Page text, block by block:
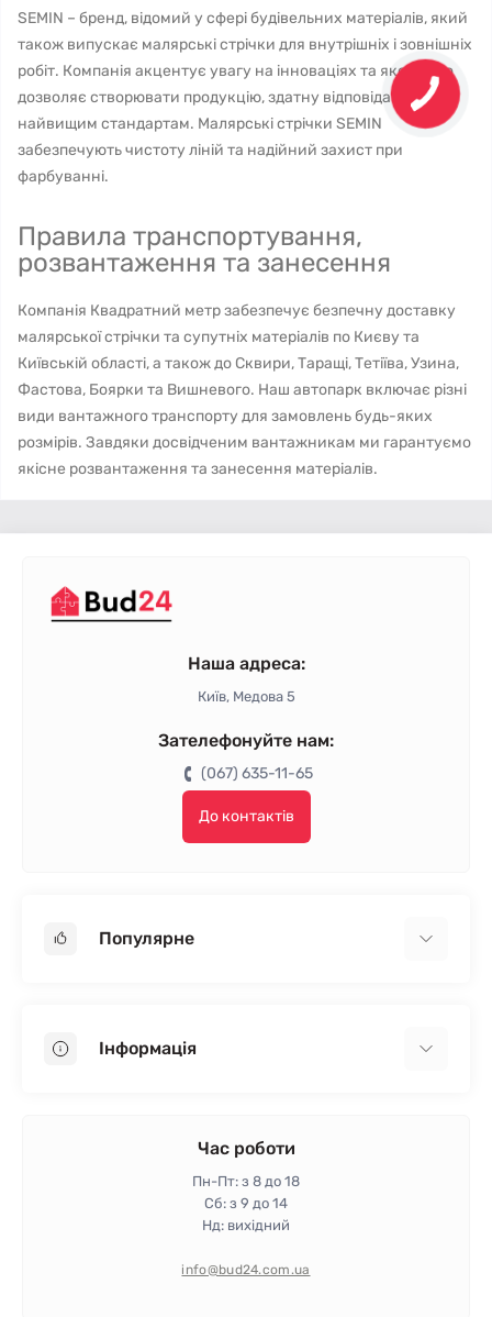
SEMIN – бренд, відомий у сфері будівельних матеріалів, який
також випускає малярські стрічки для внутрішніх і зовнішніх
робіт. Компанія акцентує увагу на інноваціях та якості, що
дозволяє створювати продукцію, здатну відповідати
найвищим стандартам. Малярські стрічки SEMIN
забезпечують чистоту ліній та надійний захист при
фарбуванні.
Правила транспортування,
розвантаження та занесення
Компанія Квадратний метр забезпечує безпечну доставку
малярської стрічки та супутніх матеріалів по Києву та
Київській області, а також до Сквири, Таращі, Тетіїва, Узина,
Фастова, Боярки та Вишневого. Наш автопарк включає різні
види вантажного транспорту для замовлень будь-яких
розмірів. Завдяки досвідченим вантажникам ми гарантуємо
якісне розвантаження та занесення матеріалів.
Наша адреса:
Київ, Медова 5
Зателефонуйте нам:
(067) 635-11-65
До контактів
Популярне
Пінопласт
Інформація
Гарантія та повернення
Політика конфіденційності
Час роботи
Пн-Пт: з 8 до 18
Сб: з 9 до 14
Нд: вихідний
info@bud24.com.ua